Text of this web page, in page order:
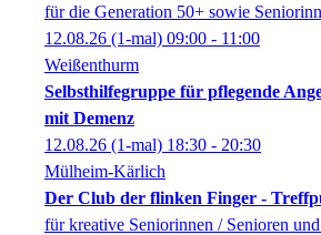
für die Generation 50+ sowie
12.08.26 (1-mal) 09:00 - 11:00
Weißenthurm
Selbsthilfegruppe für pflegende
mit Demenz
12.08.26 (1-mal) 18:30 - 20:30
Mülheim-Kärlich
Der Club der flinken Finger -
für kreative Seniorinnen / Senioren